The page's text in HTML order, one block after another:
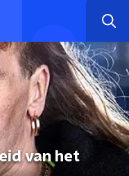
van het